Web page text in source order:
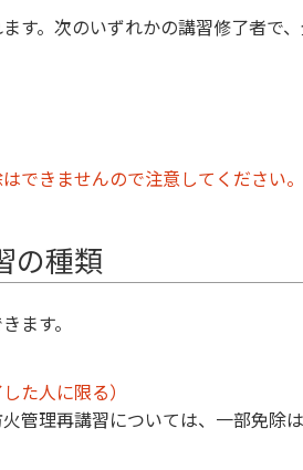
す。次のいずれかの講習修了者で
できませんので注意してください。
の種類
ます。
た人に限る）
理再講習については、一部免除は